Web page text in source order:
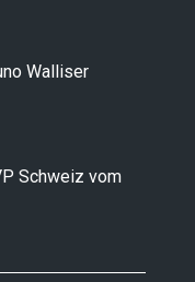
Walliser
Schweiz vom